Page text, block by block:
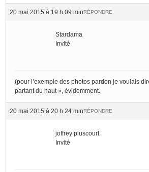
20 mai 2015 à 19 h 09 minRÉPONDRE
Stardama
Invité
(pour l’exemple des photos pardon je voulais
partant du haut », évidemment.
20 mai 2015 à 20 h 24 minRÉPONDRE
joffrey pluscourt
Invité